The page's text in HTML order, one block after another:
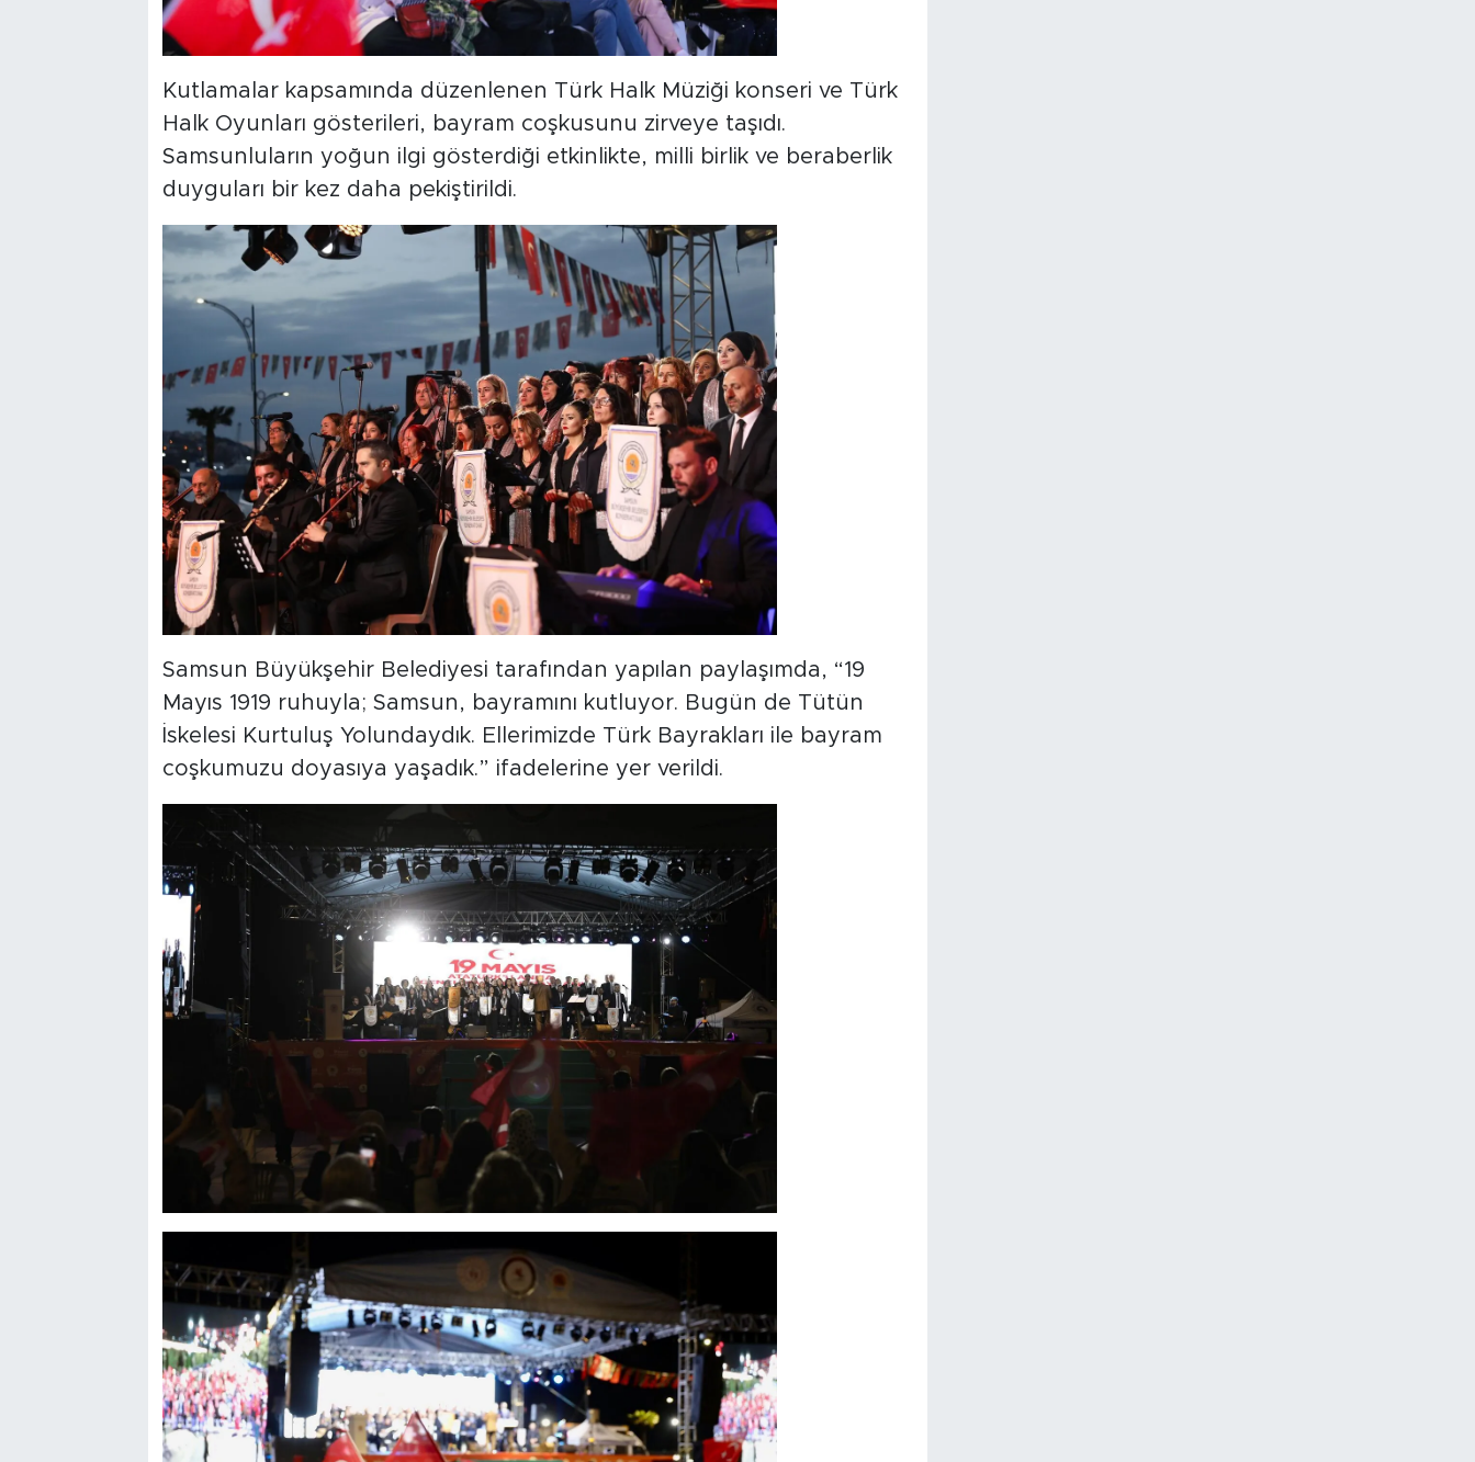
Kutlamalar kapsamında düzenlenen Türk Halk Müziği konseri ve Türk
Halk Oyunları gösterileri, bayram coşkusunu zirveye taşıdı.
Samsunluların yoğun ilgi gösterdiği etkinlikte, milli birlik ve beraberlik
duyguları bir kez daha pekiştirildi.
Samsun Büyükşehir Belediyesi tarafından yapılan paylaşımda, “19
Mayıs 1919 ruhuyla; Samsun, bayramını kutluyor. Bugün de Tütün
İskelesi Kurtuluş Yolundaydık. Ellerimizde Türk Bayrakları ile bayram
coşkumuzu doyasıya yaşadık.” ifadelerine yer verildi.